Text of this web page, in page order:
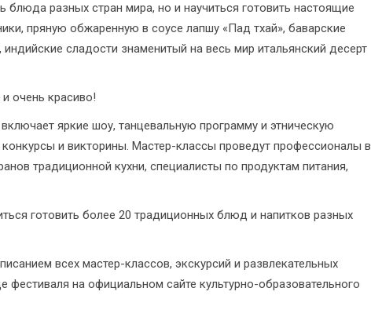
блюда разных стран мира, но и научиться готовить настоящие
пряную обжаренную в соусе лапшу «Пад тхай», баварские
сладости знаменитый на весь мир итальянский десерт
очень красиво!
яркие шоу, танцевальную программу и этническую
и викторины. Мастер-классы проведут профессионалы в
традиционной кухни, специалисты по продуктам питания,
готовить более 20 традиционных блюд и напитков разных
всех мастер-классов, экскурсий и развлекательных
фестиваля на официальном сайте культурно-образовательного